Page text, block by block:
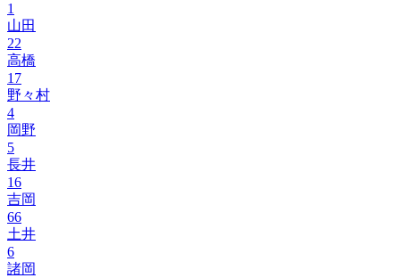
1
山田
22
高橋
17
野々村
4
岡野
5
長井
16
吉岡
66
土井
6
諸岡